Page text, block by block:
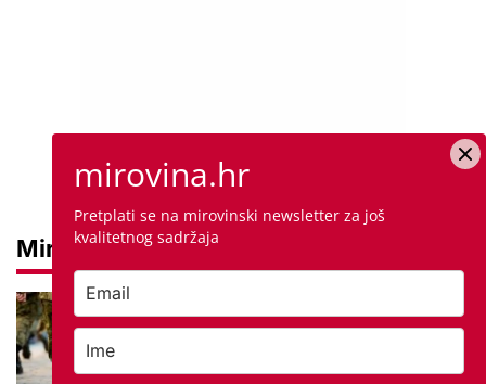
Mirovine
dvije kategorije, a prima ih oko
mirovina.hr
Pretplati se na mirovinski newsletter za još
kvalitetnog sadržaja